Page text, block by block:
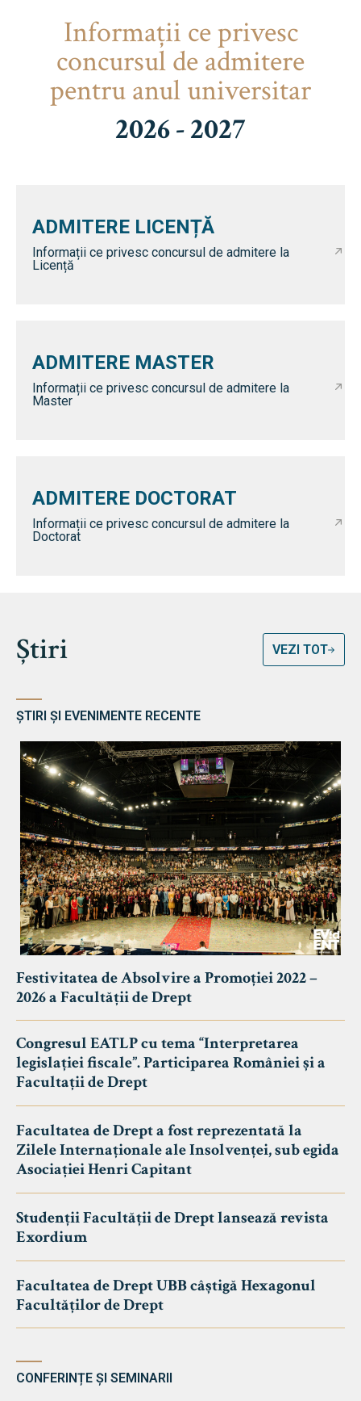
Informaţii ce privesc
concursul de admitere
pentru anul universitar
2026 - 2027
ADMITERE LICENȚĂ
Informații ce privesc concursul de admitere la
Licență
ADMITERE MASTER
Informații ce privesc concursul de admitere la
Master
ADMITERE DOCTORAT
Informații ce privesc concursul de admitere la
Doctorat
Știri VEZI TOT
ȘTIRI ȘI EVENIMENTE RECENTE
Festivitatea de Absolvire a Promoției 2022 –
2026 a Facultății de Drept
Congresul EATLP cu tema “Interpretarea
legislației fiscale”. Participarea României și a
Facultații de Drept
Facultatea de Drept a fost reprezentată la
Zilele Internaționale ale Insolvenței, sub egida
Asociației Henri Capitant
Studenții Facultății de Drept lansează revista
Exordium
Facultatea de Drept UBB câștigă Hexagonul
Facultăților de Drept
CONFERINȚE ȘI SEMINARII